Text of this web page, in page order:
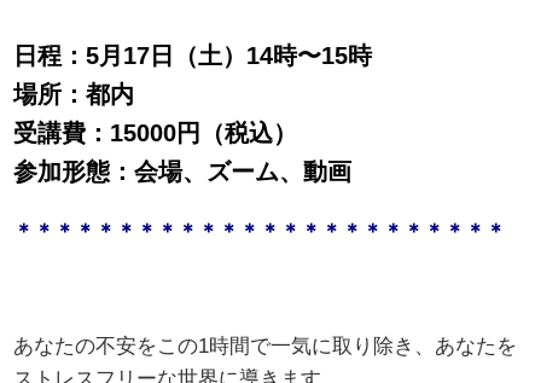
日程：5月17日（土）14時〜15時
場所：都内
受講費：15000円（税込）
参加形態：会場、ズーム、動画
＊＊＊＊＊＊＊＊＊＊＊＊＊＊＊＊＊＊＊＊＊＊＊＊
あなたの不安をこの1時間で一気に取り除き、あなたを